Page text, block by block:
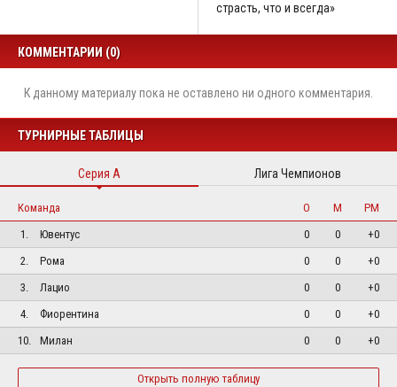
страсть, что и всегда»
КОММЕНТАРИИ (0)
К данному материалу пока не оставлено ни одного комментария.
ТУРНИРНЫЕ ТАБЛИЦЫ
Серия А Лига Чемпионов
Команда О М
РМ
1.
Ювентус 0 0
+0
2.
Рома 0 0
+0
3.
Лацио 0 0
+0
4.
Фиорентина 0 0
+0
10.
Милан 0 0 +0
Открыть полную таблицу